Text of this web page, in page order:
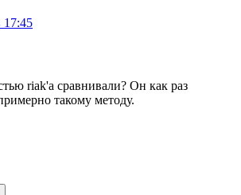
17:45
riak'а сравнивали? Он как раз
такому методу.